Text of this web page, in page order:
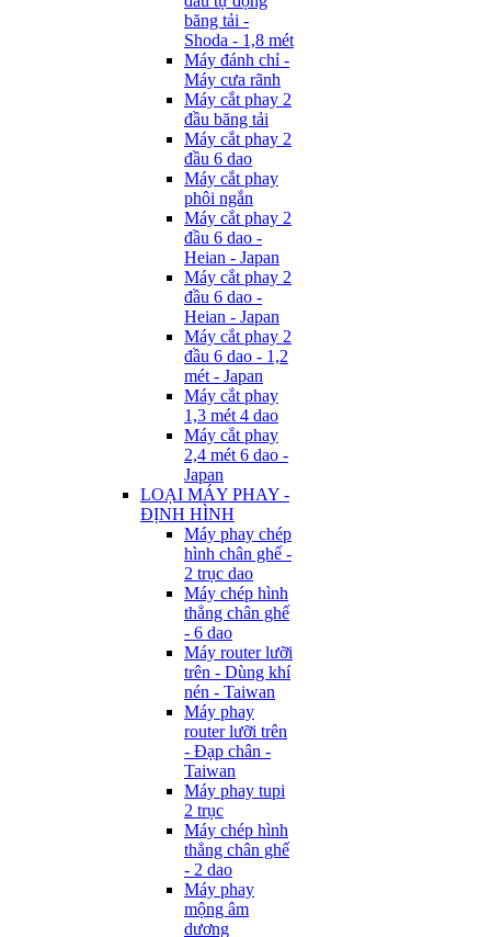
băng tải -
Shoda - 1,8 mét
Máy đánh chỉ -
Máy cưa rãnh
Máy cắt phay 2
đầu băng tải
Máy cắt phay 2
đầu 6 dao
Máy cắt phay
phôi ngắn
Máy cắt phay 2
đầu 6 dao -
Heian - Japan
Máy cắt phay 2
đầu 6 dao -
Heian - Japan
Máy cắt phay 2
đầu 6 dao - 1,2
mét - Japan
Máy cắt phay
1,3 mét 4 dao
Máy cắt phay
2,4 mét 6 dao -
Japan
LOẠI MÁY PHAY -
ĐỊNH HÌNH
Máy phay chép
hình chân ghế -
2 trục dao
Máy chép hình
thẳng chân ghế
- 6 dao
Máy router lưỡi
trên - Dùng khí
nén - Taiwan
Máy phay
router lưỡi trên
- Đạp chân -
Taiwan
Máy phay tupi
2 trục
Máy chép hình
thẳng chân ghế
- 2 dao
Máy phay
mộng âm
dương